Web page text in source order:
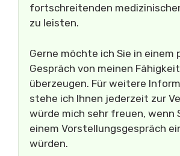
fortschreitenden
zu leisten.
Gerne möchte ich Sie in einem
Gespräch von meinen
überzeugen. Für weitere
stehe ich Ihnen jederzeit zur
würde mich sehr freuen, wenn
einem Vorstellungsgespräch
würden.